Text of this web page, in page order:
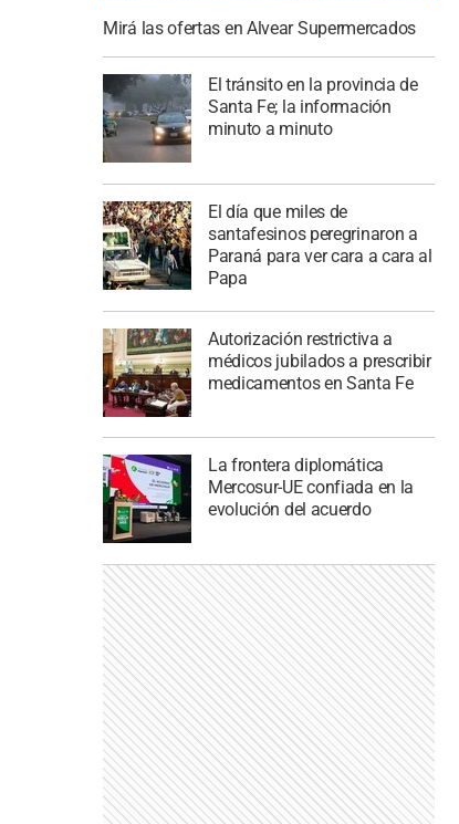
Mirá las ofertas en Alvear Supermercados
El tránsito en la provincia de
Santa Fe; la información
minuto a minuto
El día que miles de
santafesinos peregrinaron a
Paraná para ver cara a cara al
Papa
Autorización restrictiva a
médicos jubilados a prescribir
medicamentos en Santa Fe
La frontera diplomática
Mercosur-UE confiada en la
evolución del acuerdo